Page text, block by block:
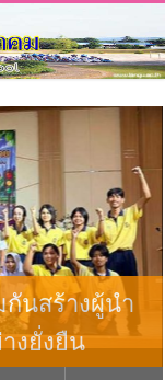
กันสร้างผู้นำ
งยั่งยืน